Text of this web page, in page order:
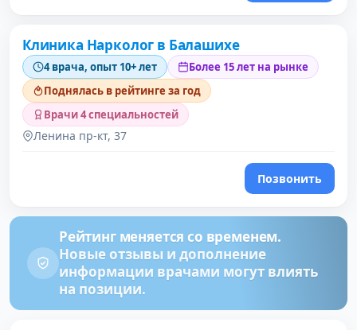
3 место в рейтинге
Клиника Нарколог в Балашихе
4 врача, опыт 10+ лет
Более 15 лет на рынке
Поднялась в рейтинге за год
Врачи 4 специальностей
Ленина пр-кт, 37
Позвонить
Рейтинг меняется со временем.
Новые отзывы и дополнение
информации врачами могут влиять
на позиции.
Проверено давно